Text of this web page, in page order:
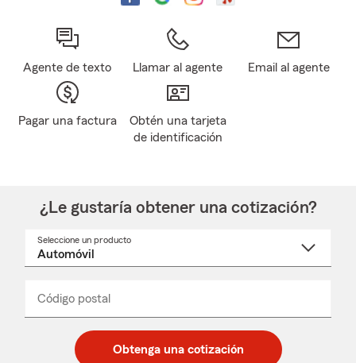
Agente de texto Llamar al agente Email al agente
Pagar una factura
Obtén una tarjeta
de identificación
¿Le gustaría obtener una cotización?
Seleccione un producto
desplegable
Código postal
de
de
_____
Obtenga una cotización